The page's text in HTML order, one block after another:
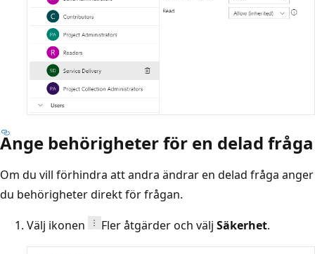
Ange behörigheter för en delad fråga
Om du vill förhindra att andra ändrar en delad fråga anger
du behörigheter direkt för frågan.
Välj ikonen
Fler åtgärder och välj Säkerhet.